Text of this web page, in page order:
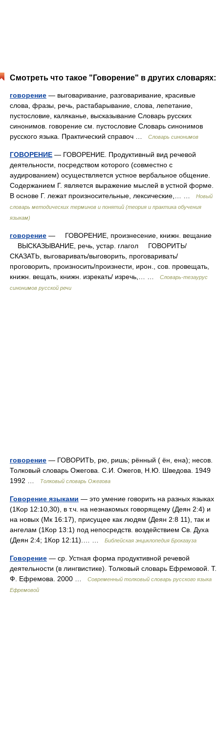
Смотреть что такое "Говорение" в других словарях:
говорение — выговаривание, разговаривание, красивые
слова, фразы, речь, растабарывание, слова, лепетание,
пустословие, каляканье, высказывание Словарь русских
синонимов. говорение см. пустословие Словарь синонимов
русского языка. Практический справоч …
Словарь синонимов
ГОВОРЕНИЕ — ГОВОРЕНИЕ. Продуктивный вид речевой
деятельности, посредством которого (совместно с
аудированием) осуществляется устное вербальное общение.
Содержанием Г. является выражение мыслей в устной форме.
В основе Г. лежат произносительные, лексические,… …
Новый
словарь методических терминов и понятий (теория и практика обучения
языкам)
говорение — ГОВОРЕНИЕ, произнесение, книжн. вещание
ВЫСКАЗЫВАНИЕ, речь, устар. глагол ГОВОРИТЬ/
СКАЗАТЬ, выговаривать/выговорить, проговаривать/
проговорить, произносить/произнести, ирон., сов. провещать,
книжн. вещать, книжн. изрекать/ изречь,… …
Словарь-тезаурус
синонимов русской речи
говорение — ГОВОРИТЬ, рю, ришь; рённый ( ён, ена); несов.
Толковый словарь Ожегова. С.И. Ожегов, Н.Ю. Шведова. 1949
1992 …
Толковый словарь Ожегова
Говорение языками — это умение говорить на разных языках
(1Кор 12:10,30), в т.ч. на незнакомых говорящему (Деян 2:4) и
на новых (Мк 16:17), присущее как людям (Деян 2:8 11), так и
ангелам (1Кор 13:1) под непосредств. воздействием Св. Духа
(Деян 2:4; 1Кор 12:11).… …
Библейская энциклопедия Брокгауза
Говорение — ср. Устная форма продуктивной речевой
деятельности (в лингвистике). Толковый словарь Ефремовой. Т.
Ф. Ефремова. 2000 …
Современный толковый словарь русского языка
Ефремовой